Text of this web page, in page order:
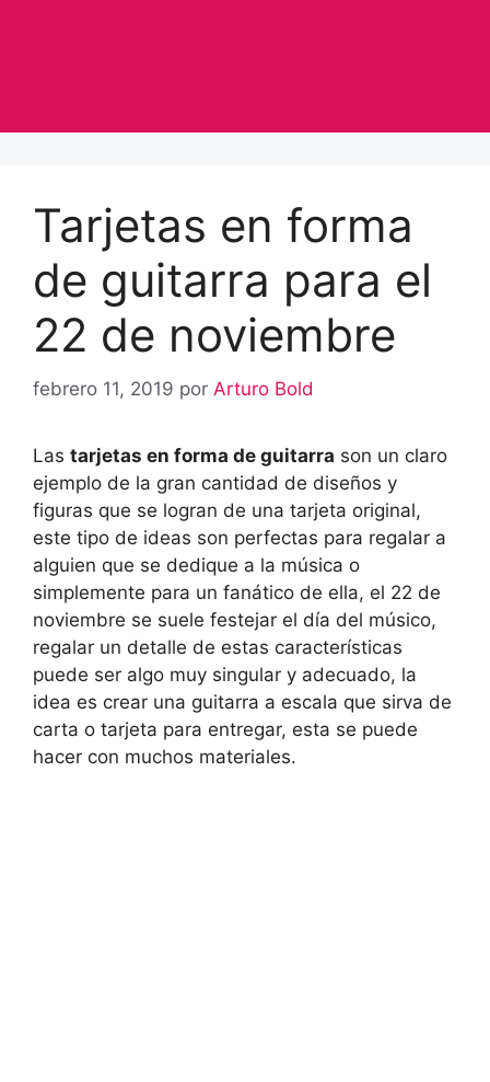
Tarjetas en forma
de guitarra para el
22 de noviembre
febrero 11, 2019 por Arturo Bold
Las tarjetas en forma de guitarra son un claro
ejemplo de la gran cantidad de diseños y
figuras que se logran de una tarjeta original,
este tipo de ideas son perfectas para regalar a
alguien que se dedique a la música o
simplemente para un fanático de ella, el 22 de
noviembre se suele festejar el día del músico,
regalar un detalle de estas características
puede ser algo muy singular y adecuado, la
idea es crear una guitarra a escala que sirva de
carta o tarjeta para entregar, esta se puede
hacer con muchos materiales.